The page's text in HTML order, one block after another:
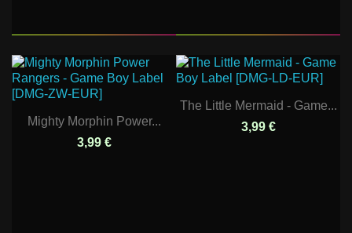
Mighty Morphin Power...
3,99 €
The Little Mermaid - Game...
3,99 €